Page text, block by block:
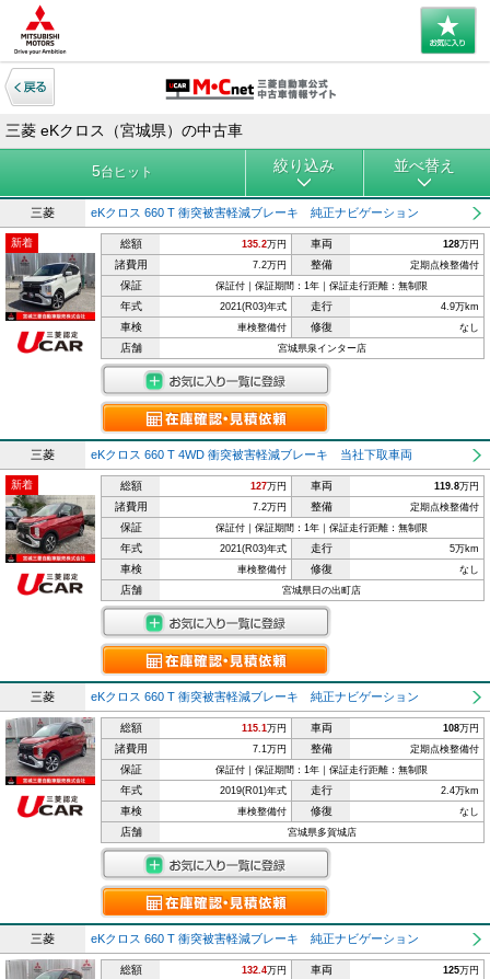
三菱 eKクロス（宮城県）の中古車
5台ヒット 絞り込み 並べ替え
三菱 eKクロス 660 T 衝突被害軽減ブレーキ 純正ナビゲーション
新着 総額 135.2万円 車両 128万円
諸費用 7.2万円 整備 定期点検整備付
保証 保証付｜保証期間：1年｜保証走行距離：無制限
年式 2021(R03)年式 走行 4.9万km
車検 車検整備付 修復 なし
店舗 宮城県泉インター店
三菱 eKクロス 660 T 4WD 衝突被害軽減ブレーキ 当社下取車両
新着 総額 127万円 車両 119.8万円
諸費用 7.2万円 整備 定期点検整備付
保証 保証付｜保証期間：1年｜保証走行距離：無制限
年式 2021(R03)年式 走行 5万km
車検 車検整備付 修復 なし
店舗 宮城県日の出町店
三菱 eKクロス 660 T 衝突被害軽減ブレーキ 純正ナビゲーション
総額 115.1万円 車両 108万円
諸費用 7.1万円 整備 定期点検整備付
保証 保証付｜保証期間：1年｜保証走行距離：無制限
年式 2019(R01)年式 走行 2.4万km
車検 車検整備付 修復 なし
店舗 宮城県多賀城店
三菱 eKクロス 660 T 衝突被害軽減ブレーキ 純正ナビゲーション
総額 132.4万円 車両 125万円